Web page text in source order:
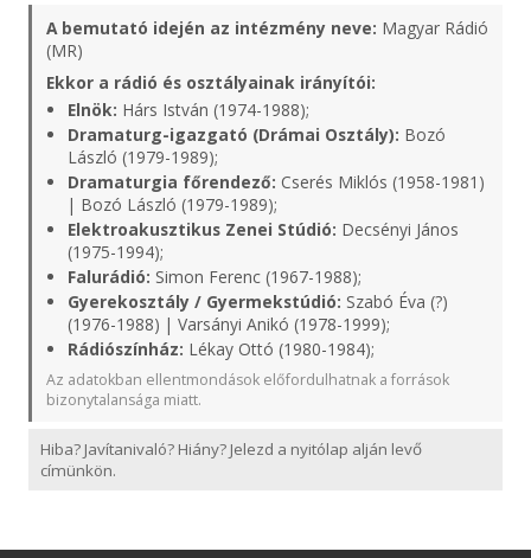
A bemutató idején az intézmény neve: Magyar Rádió
(MR)
Ekkor a rádió és osztályainak irányítói:
Elnök: Hárs István (1974-1988);
Dramaturg-igazgató (Drámai Osztály): Bozó
László (1979-1989);
Dramaturgia főrendező: Cserés Miklós (1958-1981)
| Bozó László (1979-1989);
Elektroakusztikus Zenei Stúdió: Decsényi János
(1975-1994);
Falurádió: Simon Ferenc (1967-1988);
Gyerekosztály / Gyermekstúdió: Szabó Éva (?)
(1976-1988) | Varsányi Anikó (1978-1999);
Rádiószínház: Lékay Ottó (1980-1984);
Az adatokban ellentmondások előfordulhatnak a források
bizonytalansága miatt.
Hiba? Javítanivaló? Hiány? Jelezd a nyitólap alján levő
címünkön.